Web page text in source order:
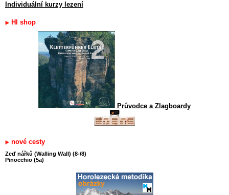
Individuální kurzy lezení
HI shop
Průvodce a Zlagboardy
nové cesty
Zeď nářků (Walling Wall) (8-/8)
Pinocchio (5a)